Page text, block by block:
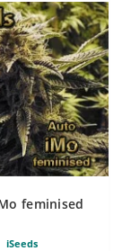
feminised
iSeeds